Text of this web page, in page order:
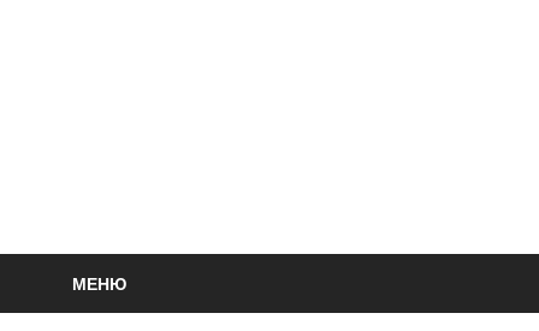
МЕНЮ